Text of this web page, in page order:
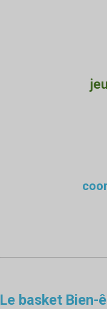
Le basket Bien-